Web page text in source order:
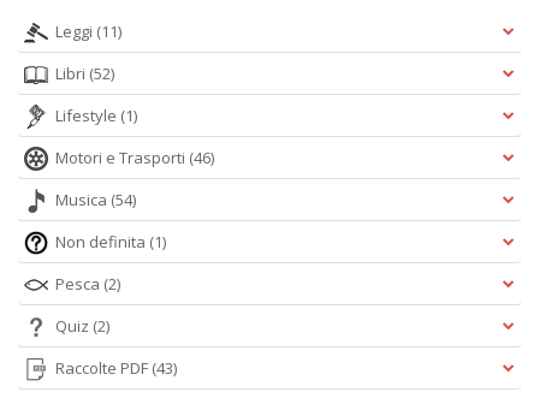
Leggi (11)
Libri (52)
Lifestyle (1)
Motori e Trasporti (46)
Musica (54)
Non definita (1)
Pesca (2)
Quiz (2)
Raccolte PDF (43)